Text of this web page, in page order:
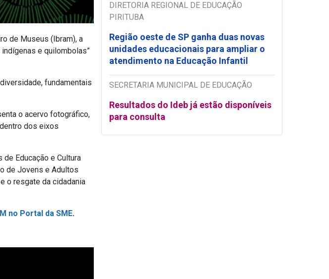
de Museus (Ibram), a
e quilombolas”
fundamentais
o acervo fotográfico,
dos eixos
Educação e Cultura
de Jovens e Adultos
o resgate da cidadania
no Portal da SME.
DIRETORIA REGIONAL DE EDUCAÇÃO
PIRITUBA
Região oeste de SP ganha duas novas
unidades educacionais para ampliar o
atendimento na Educação Infantil
SECRETARIA MUNICIPAL DE EDUCAÇÃO
Resultados do Ideb já estão disponíveis
para consulta